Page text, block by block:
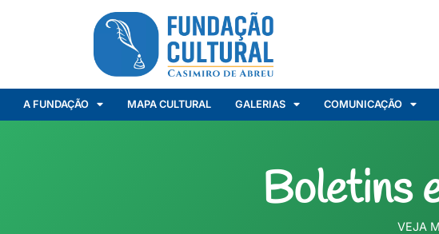
A FUNDAÇÃO MAPA CULTURAL GALERIAS COMUNICAÇÃO
Boletins
VEJA